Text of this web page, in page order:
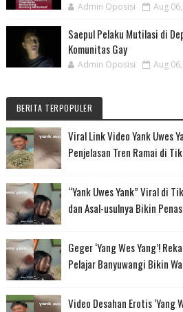
Admin Oposisi Aug
Saepul Pelaku Mutilasi di
Komunitas Gay
Admin Oposisi Aug
BERITA TERPOPULER
Viral Link Video Yank Uwes
Penjelasan Tren Ramai di
“Yank Uwes Yank” Viral di
dan Asal-usulnya Bikin
Geger ‘Yang Wes Yang’!
Pelajar Banyuwangi Bikin
Video Desahan Erotis ‘Yang